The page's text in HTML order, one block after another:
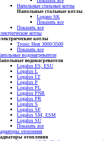
Напольные стальные котлы
Напольные стальные котлы
Logano SK
Показать все
Показать все
котлы
котлы
Tronic Heat 3000/3500
Показать все
водонагреватели
водонагреватели
Logalux ES, ESU
Logalux L
Logalux LT
Logalux P
Logalux PL
Logalux PNR
Logalux PR
Logalux S
Logalux SF
Logalux SM, ESM
Logalux SU
Показать все
отопления
отопления